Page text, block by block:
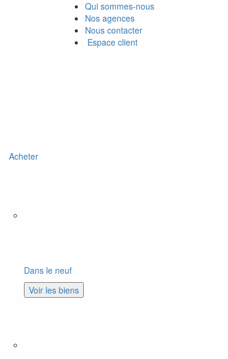
Qui sommes-nous
Nos agences
Nous contacter
Espace client
Acheter
Dans le neuf
Voir les biens